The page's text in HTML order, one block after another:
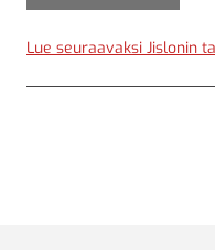
Lue seuraavaksi Jislonin